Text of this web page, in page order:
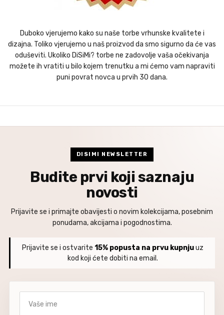
Duboko vjerujemo kako su naše torbe vrhunske kvalitete i
dizajna. Toliko vjerujemo u naš proizvod da smo sigurno da će vas
oduševiti. Ukoliko DiSiMi? torbe ne zadovolje vaša očekivanja
možete ih vratiti u bilo kojem trenutku a mi ćemo vam napraviti
puni povrat novca u prvih 30 dana.
DISIMI NEWSLETTER
Budite prvi koji saznaju
novosti
Prijavite se i primajte obavijesti o novim kolekcijama, posebnim
ponudama, akcijama i pogodnostima.
Prijavite se i ostvarite 15% popusta na prvu kupnjuuz
kod koji ćete dobiti na email.